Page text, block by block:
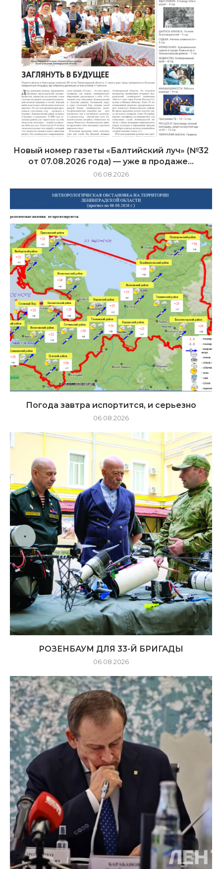
Новый номер газеты «Балтийский луч» (№32
от 07.08.2026 года) — уже в продаже...
06.08.2026
Погода завтра испортится, и серьезно
06.08.2026
РОЗЕНБАУМ ДЛЯ 33-Й БРИГАДЫ
06.08.2026